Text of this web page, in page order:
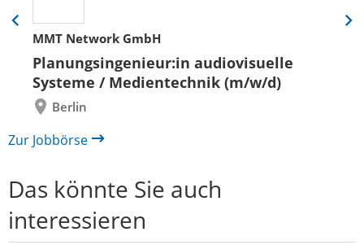
MMT Network GmbH
Planungsingenieur:in audiovisuelle
Systeme / Medientechnik (m/w/d)
Berlin
Eine
Folie
zurück
Eine
Zur Jobbörse
Das könnte Sie auch
interessieren